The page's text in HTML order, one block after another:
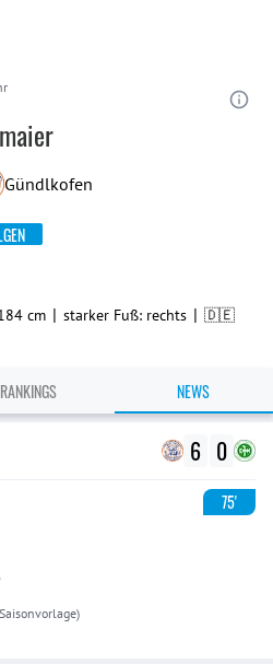
Gündlkofen
cm | starker Fuß: rechts | 🇩🇪
RANKINGS NEWS
6 0
75'